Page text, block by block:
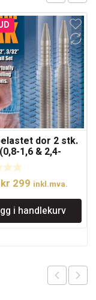
dor 2 stk.
1,6 & 2,4-
Opprinnelig
pris
var:
kr 399.
kr 299Nåværende
pris
er:
kr 299.
inkl.mva.
i handlekurv